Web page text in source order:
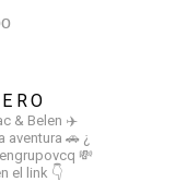
& Belen ✈️
aventura 🚗 ¿
💸
el link 👇